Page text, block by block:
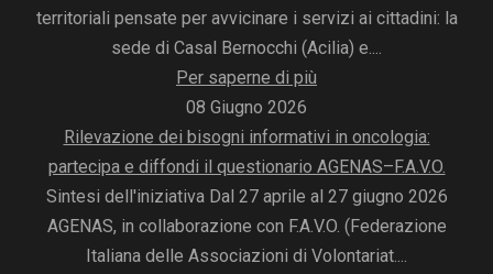
territoriali pensate per avvicinare i servizi ai cittadini: la
sede di Casal Bernocchi (Acilia) e....
Per saperne di più
08 Giugno 2026
Rilevazione dei bisogni informativi in oncologia:
partecipa e diffondi il questionario AGENAS–F.A.V.O.
Sintesi dell'iniziativa Dal 27 aprile al 27 giugno 2026
AGENAS, in collaborazione con F.A.V.O. (Federazione
Italiana delle Associazioni di Volontariat....